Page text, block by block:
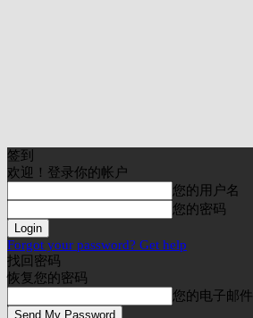
签到
欢迎！登录你的帐户
您的用户名
您的密码
Forgot your password? Get help
找回密码
恢复您的密码
您的电子邮件